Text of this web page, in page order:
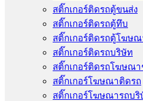
สติ๊กเกอร์ติดรถตู้ขนส่ง
สติ๊กเกอร์ติดรถตู้ทึบ
สติ๊กเกอร์ติดรถตู้โฆษณ
สติ๊กเกอร์ติดรถบริษัท
สติ๊กเกอร์ติดรถโฆษณา
สติ๊กเกอร์โฆษณาติดรถ
สติ๊กเกอร์โฆษณารถบริ